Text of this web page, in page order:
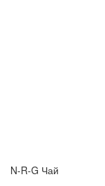
N-R-G Чай